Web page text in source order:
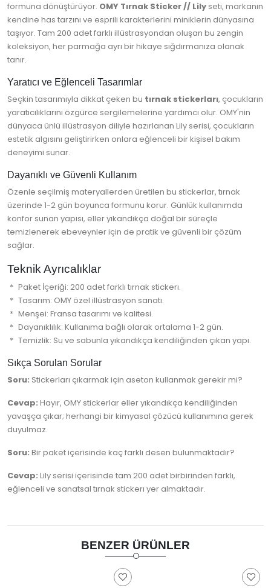
formuna dönüştürüyor. OMY Tırnak Sticker // Lily seti, markanın
kendine has tarzını ve esprili karakterlerini miniklerin dünyasına
taşıyor. Tam 200 adet farklı illüstrasyondan oluşan bu zengin
koleksiyon, her parmağa ayrı bir hikaye sığdırmanıza olanak
tanır.
Yaratıcı ve Eğlenceli Tasarımlar
Seçkin tasarımıyla dikkat çeken bu tırnak stickerları, çocukların
yaratıcılıklarını özgürce sergilemelerine yardımcı olur. OMY'nin
dünyaca ünlü illüstrasyon diliyle hazırlanan Lily serisi, çocukların
estetik algısını geliştirirken onlara eğlenceli bir kişisel bakım
deneyimi sunar.
Dayanıklı ve Güvenli Kullanım
Özenle seçilmiş materyallerden üretilen bu stickerlar, tırnak
üzerinde 1-2 gün boyunca formunu korur. Günlük kullanımda
konfor sunan yapısı, eller yıkandıkça doğal bir süreçle
temizlenerek ebeveynler için de pratik ve güvenli bir çözüm
sağlar.
Teknik Ayrıcalıklar
Paket İçeriği: 200 adet farklı tırnak stickerı.
Tasarım: OMY özel illüstrasyon sanatı.
Menşei: Fransa tasarımı ve kalitesi.
Dayanıklılık: Kullanıma bağlı olarak ortalama 1-2 gün.
Temizlik: Su ve sabunla yıkandıkça kendiliğinden çıkan yapı.
Sıkça Sorulan Sorular
Soru: Stickerları çıkarmak için aseton kullanmak gerekir mi?
Cevap: Hayır, OMY stickerlar eller yıkandıkça kendiliğinden
yavaşça çıkar; herhangi bir kimyasal çözücü kullanımına gerek
duyulmaz.
Soru: Bir paket içerisinde kaç farklı desen bulunmaktadır?
Cevap: Lily serisi içerisinde tam 200 adet birbirinden farklı,
eğlenceli ve sanatsal tırnak stickerı yer almaktadır.
BENZER ÜRÜNLER